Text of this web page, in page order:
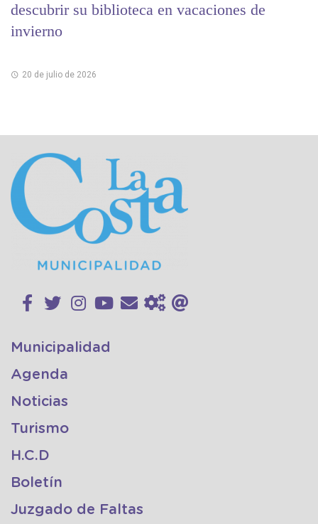
descubrir su biblioteca en vacaciones de
invierno
20 de julio de 2026
Municipalidad
Agenda
Noticias
Turismo
H.C.D
Boletín
Juzgado de Faltas